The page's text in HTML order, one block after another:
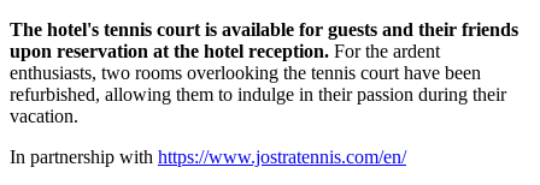
The hotel's tennis court is available for guests and their friends
upon reservation at the hotel reception. For the ardent
enthusiasts, two rooms overlooking the tennis court have been
refurbished, allowing them to indulge in their passion during their
vacation.
In partnership with https://www.jostratennis.com/en/